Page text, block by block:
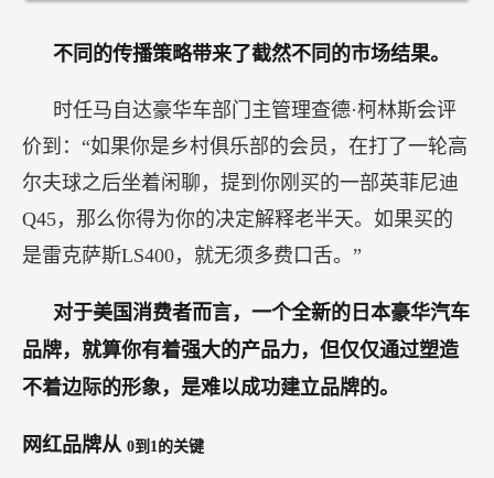
不同的传播策略带来了截然不同的市场结果。
时任马自达豪华车部门主管理查德·柯林斯会评
价到：“如果你是乡村俱乐部的会员，在打了一轮高
尔夫球之后坐着闲聊，提到你刚买的一部英菲尼迪
Q45，那么你得为你的决定解释老半天。如果买的
是雷克萨斯LS400，就无须多费口舌。”
对于美国消费者而言，一个全新的日本豪华汽车
品牌，就算你有着强大的产品力，但仅仅通过塑造
不着边际的形象，是难以成功建立品牌的。
网红品牌从 0到1的关键